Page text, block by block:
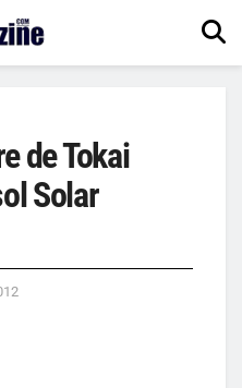
de Tokai
Solar